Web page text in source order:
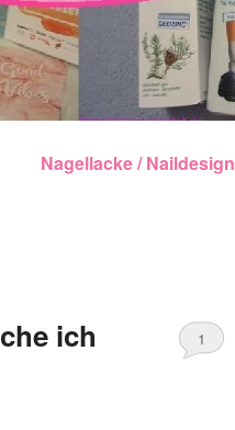
Nagellacke / Naildesign
ich
1